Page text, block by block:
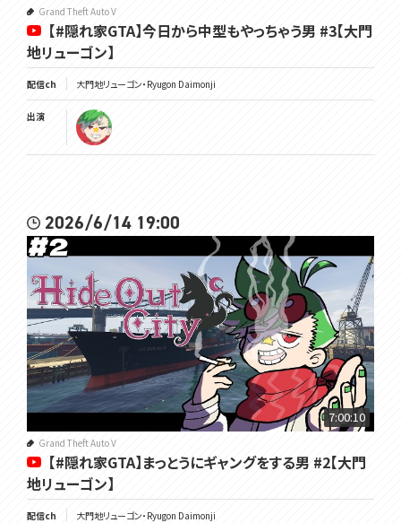
Grand Theft Auto V
【#隠れ家GTA】今日から中型もやっちゃう男 #3【大門
地リューゴン】
配信ch 大門地リューゴン・Ryugon Daimonji
出演
2026/6/14 19:00
7:00:10
Grand Theft Auto V
【#隠れ家GTA】まっとうにギャングをする男 #2【大門
地リューゴン】
配信ch 大門地リューゴン・Ryugon Daimonji